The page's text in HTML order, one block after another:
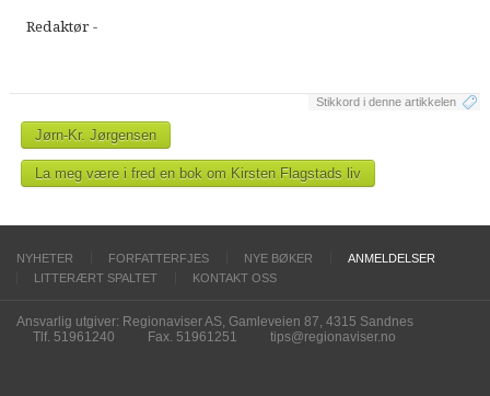
Redaktør -
Stikkord i denne artikkelen
Jørn-Kr. Jørgensen
La meg være i fred en bok om Kirsten Flagstads liv
NYHETER FORFATTERFJES NYE BØKER
ANMELDELSER
LITTERÆRT SPALTET
KONTAKT OSS
Ansvarlig utgiver: Regionaviser AS, Gamleveien 87, 4315 Sandnes
Tlf. 51961240
Fax. 51961251 tips@regionaviser.no